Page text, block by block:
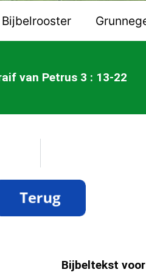
Bijbelrooster
van Petrus 3 : 13-22
Bijbeltekst voor